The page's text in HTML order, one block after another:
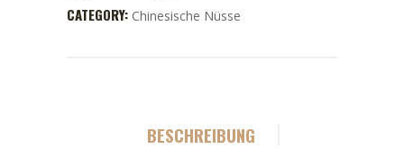
CATEGORY: Chinesische Nüsse
BESCHREIBUNG